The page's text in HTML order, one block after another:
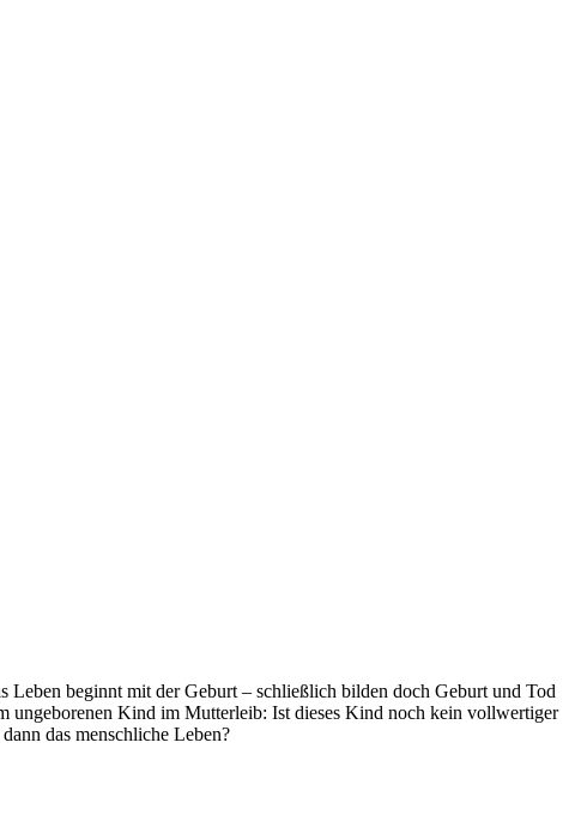
Leben beginnt mit der Geburt – schließlich bilden doch Geburt und Tod
ungeborenen Kind im Mutterleib: Ist dieses Kind noch kein vollwertiger
das menschliche Leben?